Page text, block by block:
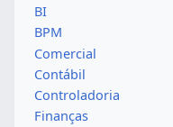
BI
BPM
Comercial
Contábil
Controladoria
Finanças